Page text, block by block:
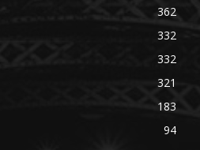
362
332
332
321
183
94